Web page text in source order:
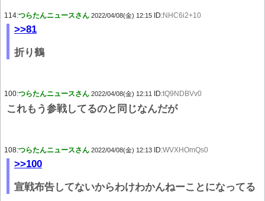
114:つらたんニュースさん 2022/04/08(金) 12:15 ID:NHC6i2+10
>>81
折り鶴
100:つらたんニュースさん 2022/04/08(金) 12:11 ID:tQ9NDBVv0
これもう参戦してるのと同じなんだが
108:つらたんニュースさん 2022/04/08(金) 12:13 ID:WVXHOmQs0
>>100
宣戦布告してないからわけわかんねーことになってる